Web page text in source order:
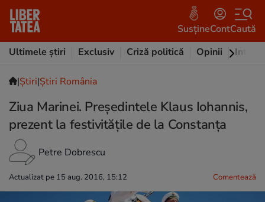
SusțineContCaută
Ultimele știri
Exclusiv Criză politică Opinii
|Ştiri|Știri România
Ziua Marinei. Președintele Klaus Iohannis,
prezent la festivitățile de la Constanța
Petre Dobrescu
Actualizat pe 15 aug. 2016, 15:12 Comentează